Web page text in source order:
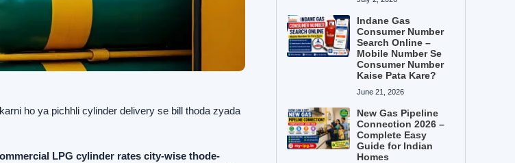
ho ya pichhli cylinder delivery se bill thoda zyada
LPG cylinder rates city-wise thode-
Indane Gas
Consumer Number
Search Online –
Mobile Number Se
Consumer Number
Kaise Pata Kare?
June 21, 2026
New Gas Pipeline
Connection 2026 –
Complete Easy
Guide for Indian
Homes